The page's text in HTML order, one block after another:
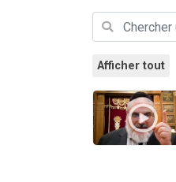
Afficher tout